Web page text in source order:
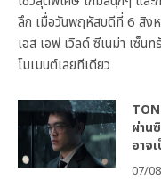
ลึก เมื่อวันพฤหัสบดีที่ 6 สิง
เอส เอฟ เวิลด์ ซีเนม่า เซ็น
โมเมนต์เลยทีเดียว
ผ่าน
อาจ
07/